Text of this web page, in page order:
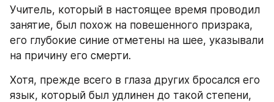
Учитель, который в настоящее время проводил
занятие, был похож на повешенного призрака,
его глубокие синие отметены на шее, указывали
на причину его смерти.
Хотя, прежде всего в глаза других бросался его
язык, который был удлинен до такой степени,